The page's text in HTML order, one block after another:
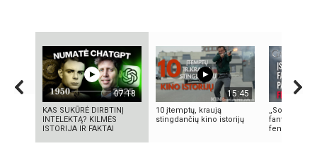
07:18
KAS SUKŪRĖ DIRBTINĮ
INTELEKTĄ? KILMĖS
ISTORIJA IR FAKTAI
15:45
10 įtemptų, kraują
stingdančių kino istorijų
„Sostų
fantastinio
fenomenas